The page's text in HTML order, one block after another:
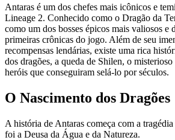
Antaras é um dos chefes mais icônicos e
Lineage 2. Conhecido como o Dragão da
como um dos bosses épicos mais valiosos e
primeiras crônicas do jogo. Além de seu
recompensas lendárias, existe uma rica
dos dragões, a queda de Shilen, o
heróis que conseguiram selá-lo por séculos.
O Nascimento dos Dragões
A história de Antaras começa com a
foi a Deusa da Água e da Natureza.